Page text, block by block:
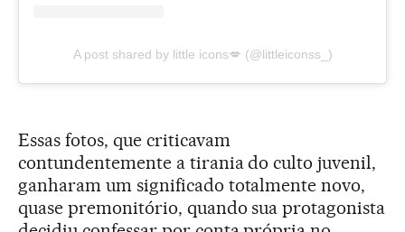
A post shared by little icons💋 (@littleiconss_)
Essas fotos, que criticavam
contundentemente a tirania do culto juvenil,
ganharam um significado totalmente novo,
quase premonitório, quando sua protagonista